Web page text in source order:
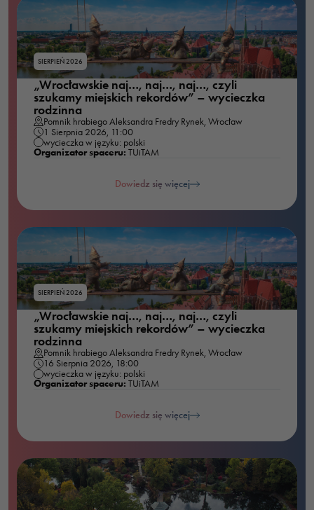
SIERPIEŃ 2026
„Wrocławskie naj…, naj…, naj…, czyli
szukamy miejskich rekordów” – wycieczka
rodzinna
Pomnik hrabiego Aleksandra Fredry Rynek, Wrocław
1 Sierpnia 2026, 11:00
wycieczka w języku: polski
Organizator spaceru: TUiTAM
Dowiedz się więcej
SIERPIEŃ 2026
„Wrocławskie naj…, naj…, naj…, czyli
szukamy miejskich rekordów” – wycieczka
rodzinna
Pomnik hrabiego Aleksandra Fredry Rynek, Wrocław
16 Sierpnia 2026, 18:00
wycieczka w języku: polski
Organizator spaceru: TUiTAM
Dowiedz się więcej